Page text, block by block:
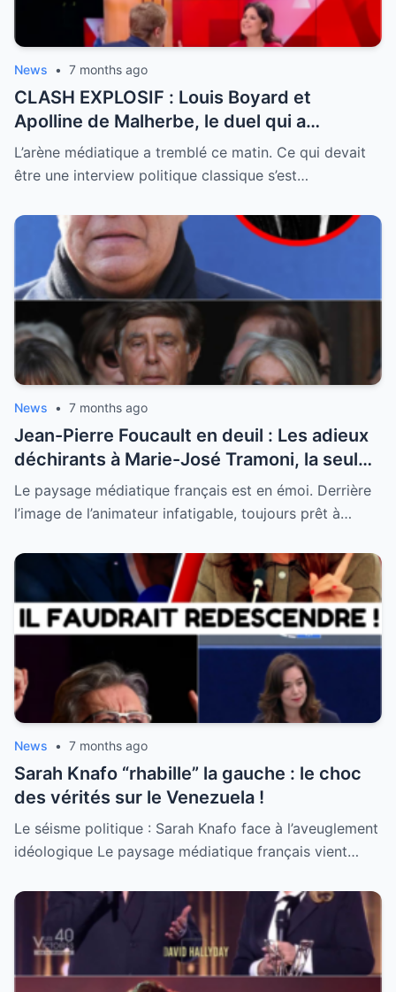
News • 7 months ago
CLASH EXPLOSIF : Louis Boyard et
Apolline de Malherbe, le duel qui a
embrasé le direct !
L’arène médiatique a tremblé ce matin. Ce qui devait
être une interview politique classique s’est…
News • 7 months ago
Jean-Pierre Foucault en deuil : Les adieux
déchirants à Marie-José Tramoni, la seule
femme qu’il ait jamais épousée
Le paysage médiatique français est en émoi. Derrière
l’image de l’animateur infatigable, toujours prêt à…
News • 7 months ago
Sarah Knafo “rhabille” la gauche : le choc
des vérités sur le Venezuela !
Le séisme politique : Sarah Knafo face à l’aveuglement
idéologique Le paysage médiatique français vient…